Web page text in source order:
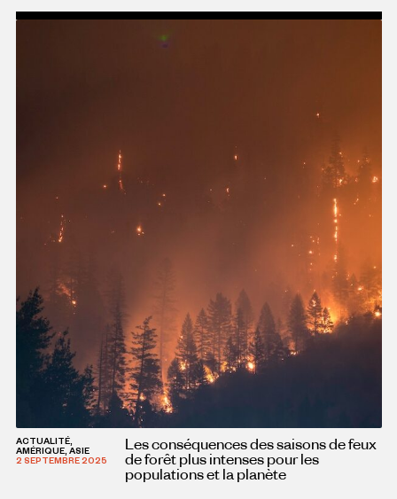
ACTUALITÉ,
AMÉRIQUE, ASIE
2 SEPTEMBRE 2025
Les conséquences des saisons de feux
de forêt plus intenses pour les
populations et la planète